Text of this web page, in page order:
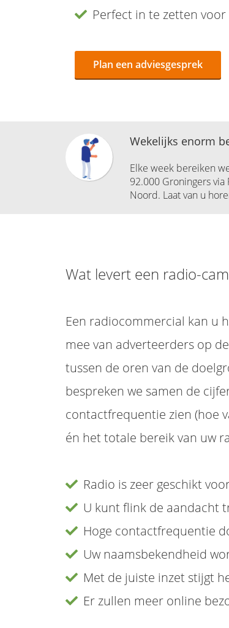
Perfect in te zetten
Plan een adviesgesprek
Wekelijks enorm
Elke week bereiken
92.000 Groningers via
Noord. Laat van u
Wat levert een radio-
Een radiocommercial kan u
mee van adverteerders op
tussen de oren van de
bespreken we samen de
contactfrequentie zien (hoe
én het totale bereik van uw
Radio is zeer geschikt
U kunt flink de aandacht
Hoge contactfrequentie
Uw naamsbekendheid
Met de juiste inzet stijgt
Er zullen meer online